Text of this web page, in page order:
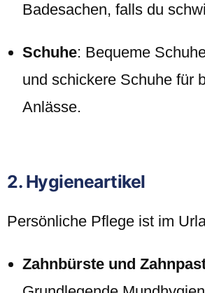
Badesachen, falls du
Schuhe: Bequeme
und schickere Schuhe für
Anlässe.
2. Hygieneartikel
Persönliche Pflege ist im
Zahnbürste und